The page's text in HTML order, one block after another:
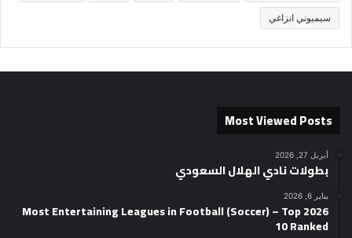
سيميوني انزاغي
Most Viewed Posts
أبريل 27, 2026
بطولات نادي الهلال السعودي
يناير 6, 2026
2026 Most Entertaining Leagues in Football (Soccer) – Top
10 Ranked